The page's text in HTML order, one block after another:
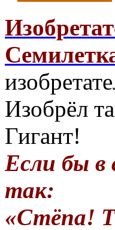
Изобрёл
Гигант!
Если бы в
так:
«Стёпа!